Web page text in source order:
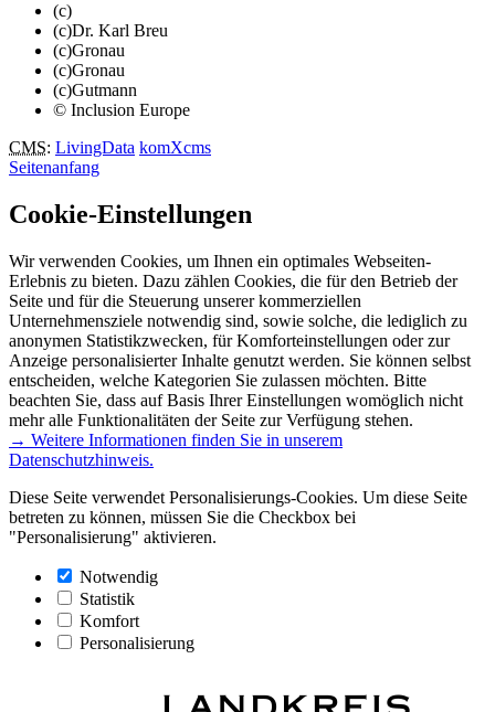
(c)
(c)Dr. Karl Breu
(c)Gronau
(c)Gronau
(c)Gutmann
© Inclusion Europe
CMS: LivingData komXcms
Seitenanfang
Cookie-Einstellungen
Wir verwenden Cookies, um Ihnen ein optimales Webseiten-
Erlebnis zu bieten. Dazu zählen Cookies, die für den Betrieb der
Seite und für die Steuerung unserer kommerziellen
Unternehmensziele notwendig sind, sowie solche, die lediglich zu
anonymen Statistikzwecken, für Komforteinstellungen oder zur
Anzeige personalisierter Inhalte genutzt werden. Sie können selbst
entscheiden, welche Kategorien Sie zulassen möchten. Bitte
beachten Sie, dass auf Basis Ihrer Einstellungen womöglich nicht
mehr alle Funktionalitäten der Seite zur Verfügung stehen.
→ Weitere Informationen finden Sie in unserem
Datenschutzhinweis.
Diese Seite verwendet Personalisierungs-Cookies. Um diese Seite
betreten zu können, müssen Sie die Checkbox bei
"Personalisierung" aktivieren.
Notwendig
Statistik
Komfort
Personalisierung